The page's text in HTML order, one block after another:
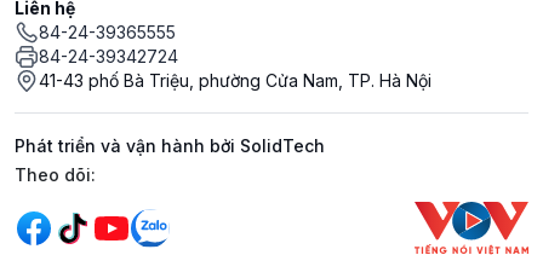
Liên hệ
84-24-39365555
84-24-39342724
41-43 phố Bà Triệu, phường Cửa Nam, TP. Hà Nội
Phát triển và vận hành bởi SolidTech
Mạng xã hội
Theo dõi: